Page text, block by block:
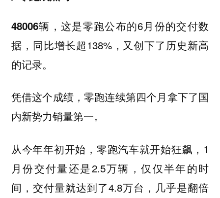
48006辆 ，这是零跑公布的6月份的交付数
据，同比增长超138%，又创下了历史新高
的记录。
凭借这个成绩，零跑连续第四个月拿下了国
内新势力销量第一。
从今年年初开始，零跑汽车就开始狂飙，1
月份交付量还是2.5万辆，仅仅半年的时
间，交付量就达到了4.8万台，几乎是翻倍